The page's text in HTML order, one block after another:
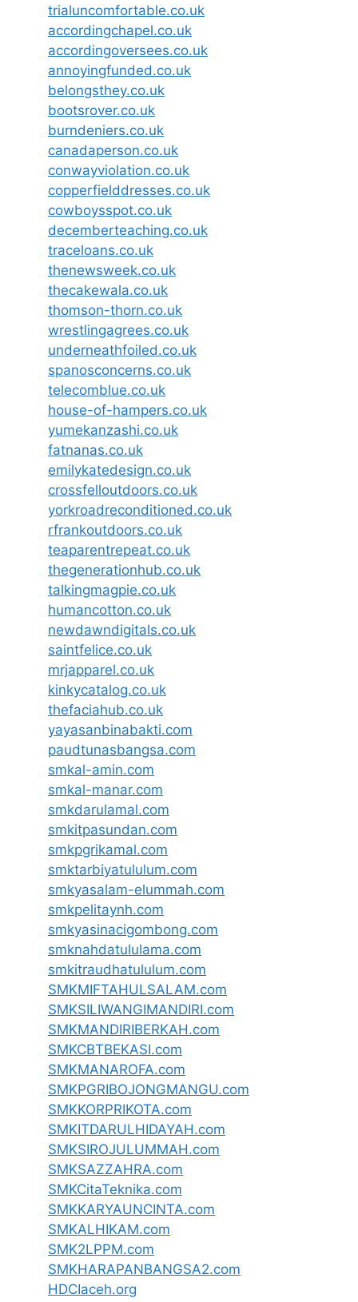
trialuncomfortable.co.uk
accordingchapel.co.uk
accordingoversees.co.uk
annoyingfunded.co.uk
belongsthey.co.uk
bootsrover.co.uk
burndeniers.co.uk
canadaperson.co.uk
conwayviolation.co.uk
copperfielddresses.co.uk
cowboysspot.co.uk
decemberteaching.co.uk
traceloans.co.uk
thenewsweek.co.uk
thecakewala.co.uk
thomson-thorn.co.uk
wrestlingagrees.co.uk
underneathfoiled.co.uk
spanosconcerns.co.uk
telecomblue.co.uk
house-of-hampers.co.uk
yumekanzashi.co.uk
fatnanas.co.uk
emilykatedesign.co.uk
crossfelloutdoors.co.uk
yorkroadreconditioned.co.uk
rfrankoutdoors.co.uk
teaparentrepeat.co.uk
thegenerationhub.co.uk
talkingmagpie.co.uk
humancotton.co.uk
newdawndigitals.co.uk
saintfelice.co.uk
mrjapparel.co.uk
kinkycatalog.co.uk
thefaciahub.co.uk
yayasanbinabakti.com
paudtunasbangsa.com
smkal-amin.com
smkal-manar.com
smkdarulamal.com
smkitpasundan.com
smkpgrikamal.com
smktarbiyatululum.com
smkyasalam-elummah.com
smkpelitaynh.com
smkyasinacigombong.com
smknahdatululama.com
smkitraudhatululum.com
SMKMIFTAHULSALAM.com
SMKSILIWANGIMANDIRI.com
SMKMANDIRIBERKAH.com
SMKCBTBEKASI.com
SMKMANAROFA.com
SMKPGRIBOJONGMANGU.com
SMKKORPRIKOTA.com
SMKITDARULHIDAYAH.com
SMKSIROJULUMMAH.com
SMKSAZZAHRA.com
SMKCitaTeknika.com
SMKKARYAUNCINTA.com
SMKALHIKAM.com
SMK2LPPM.com
SMKHARAPANBANGSA2.com
HDCIaceh.org